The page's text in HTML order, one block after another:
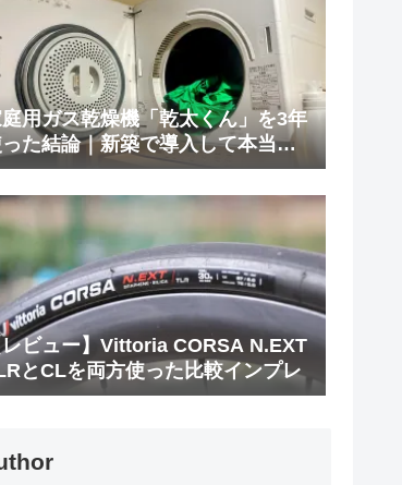
用ガス乾燥機「乾太くん」を3年
た結論｜新築で導入して本当に
った理由と欠点
ビュー】Vittoria CORSA N.EXT
とCLを両方使った比較インプレ